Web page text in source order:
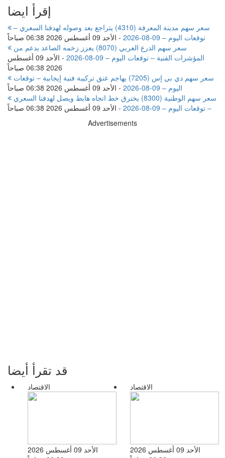
إقرأ ايضا
توقعات اليوم – 09-08-2026
- الأحد 09 أغسطس 2026 06:38 صباحاً
المؤشرات الفنية – توقعات اليوم – 09-08-2026
-
الأحد 09 أغسطس
2026 06:38 صباحاً
اليوم – 09-08-2026
- الأحد 09 أغسطس 2026 06:38 صباحاً
– توقعات اليوم – 09-08-2026
- الأحد 09 أغسطس 2026 06:38 صباحاً
Advertisements
قد تقرأ أيضا
الاقتصاد
الأحد 09 أغسطس 2026
الاقتصاد
الأحد 09 أغسطس 2026